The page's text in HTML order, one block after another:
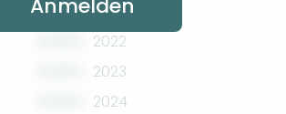
2022
2023
2024